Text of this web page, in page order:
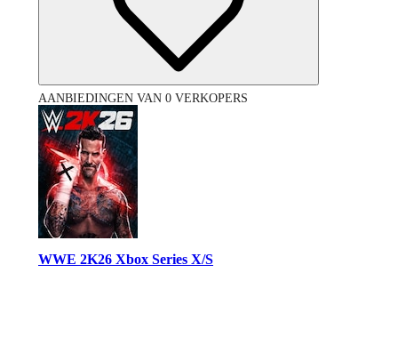
AANBIEDINGEN VAN 0 VERKOPERS
WWE 2K26 Xbox Series X/S